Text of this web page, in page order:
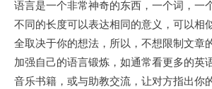
语言是一个非常神奇的东西，一个词，一
不同的长度可以表达相同的意义，可以相
全取决于你的想法，所以，不想限制文章
加强自己的语言锻炼，如通常看更多的英
音乐书籍，或与助教交流，让对方指出你